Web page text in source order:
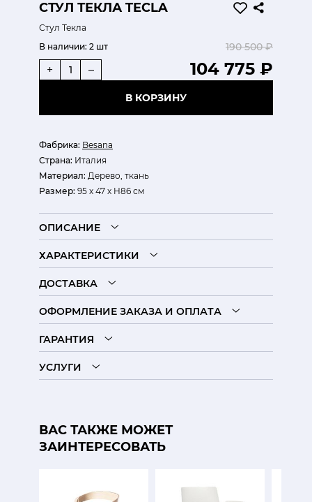
СТУЛ ТЕКЛА TECLA
Стул Текла
Фабрика: Besana
Страна: Италия
Материал: Дерево, ткань
Размер: 95 х 47 х H86 см
В наличии: 2 шт 190 500 ₽
104 775 ₽
+ –
В КОРЗИНУ
ОПИСАНИЕ
ХАРАКТЕРИСТИКИ
ДОСТАВКА
ОФОРМЛЕНИЕ ЗАКАЗА И ОПЛАТА
ГАРАНТИЯ
УСЛУГИ
ВАС ТАКЖЕ МОЖЕТ
ЗАИНТЕРЕСОВАТЬ